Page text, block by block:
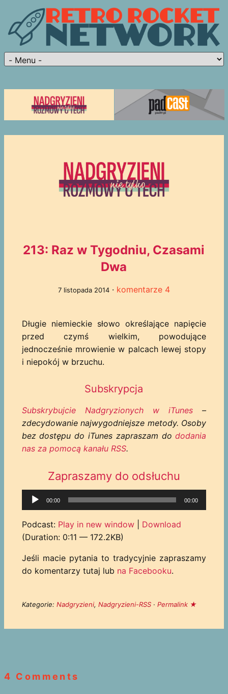
213: Raz w Tygodniu, Czasami
Dwa
7 listopada 2014· komentarze 4
Długie niemieckie słowo określające napięcie
przed czymś wielkim, powodujące
jednocześnie mrowienie w palcach lewej stopy
i niepokój w brzuchu.
Subskrypcja
Subskrybujcie Nadgryzionych w iTunes –
zdecydowanie najwygodniejsze metody. Osoby
bez dostępu do iTunes zapraszam dododania
nas za pomocą kanału RSS.
Zapraszamy do odsłuchu
Odtwarzacz
plików
dźwiękowych
00:00 00:00
Podcast: Play in new window| Download
(Duration: 0:11 — 172.2KB)
Jeśli macie pytania to tradycyjnie zapraszamy
do komentarzy tutaj lub na Facebooku.
Kategorie: Nadgryzieni, Nadgryzieni-RSS· Permalink ★
4 Comments